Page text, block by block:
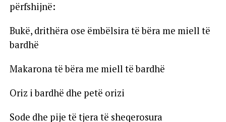
përfshijnë:
Bukë, drithëra ose ëmbëlsira të bëra me miell të
bardhë
Makarona të bëra me miell të bardhë
Oriz i bardhë dhe petë orizi
Sode dhe pije të tjera të sheqerosura